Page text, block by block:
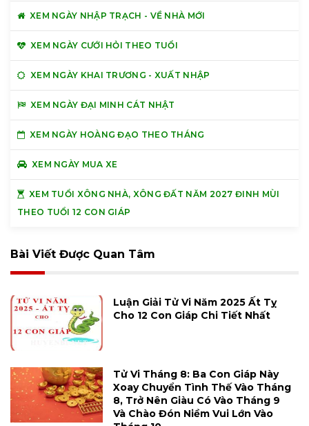
XEM NGÀY NHẬP TRẠCH - VỀ NHÀ MỚI
XEM NGÀY CƯỚI HỎI THEO TUỔI
XEM NGÀY KHAI TRƯƠNG - XUẤT NHẬP
XEM NGÀY ĐẠI MINH CÁT NHẬT
XEM NGÀY HOÀNG ĐẠO THEO THÁNG
XEM NGÀY MUA XE
XEM TUỔI XÔNG NHÀ, XÔNG ĐẤT NĂM 2027 ĐINH MÙI
THEO TUỔI 12 CON GIÁP
Bài Viết Được Quan Tâm
Luận Giải Tử Vi Năm 2025 Ất Tỵ
Cho 12 Con Giáp Chi Tiết Nhất
Tử Vi Tháng 8: Ba Con Giáp Này
Xoay Chuyển Tình Thế Vào Tháng
8, Trở Nên Giàu Có Vào Tháng 9
Và Chào Đón Niềm Vui Lớn Vào